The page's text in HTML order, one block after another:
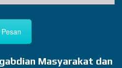
Pesan
Masyarakat dan